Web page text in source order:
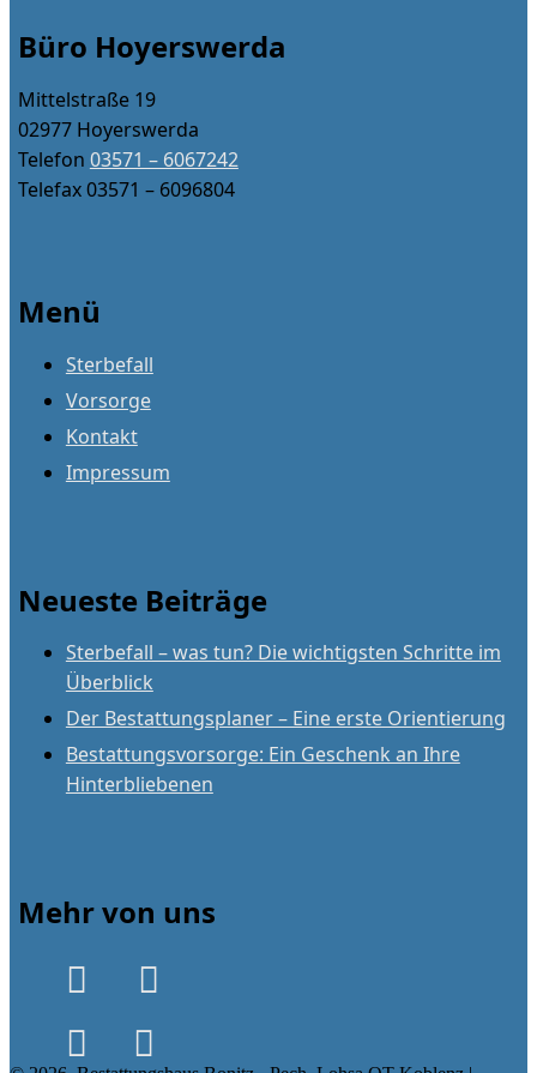
Büro Hoyerswerda
Mittelstraße 19
02977 Hoyerswerda
Telefon 03571 – 6067242
Telefax 03571 – 6096804
Menü
Sterbefall
Vorsorge
Kontakt
Impressum
Neueste Beiträge
Sterbefall – was tun? Die wichtigsten Schritte im
Überblick
Der Bestattungsplaner – Eine erste Orientierung
Bestattungsvorsorge: Ein Geschenk an Ihre
Hinterbliebenen
Mehr von uns